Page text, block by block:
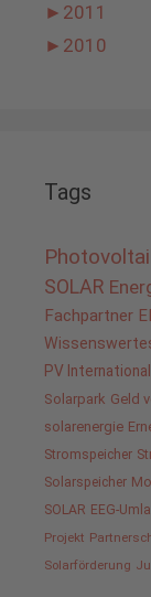
► 2011
► 2010
Tags
SOLAR
Fachpartner
PV International
Solarpark Geld
solarenergie
Stromspeicher
Solarspeicher
SOLAR EEG-
Projekt
Solarförderung